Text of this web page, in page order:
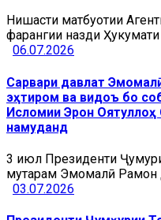
Нишасти матбуотии
фарҳангии назди
06.07.2026
Сарвари давлат
эҳтиром ва видоъ бо
Исломии Эрон Оятуллоҳ
намуданд
3 июл Президенти
муҳтарам Эмомалӣ Раҳмон
03.07.2026